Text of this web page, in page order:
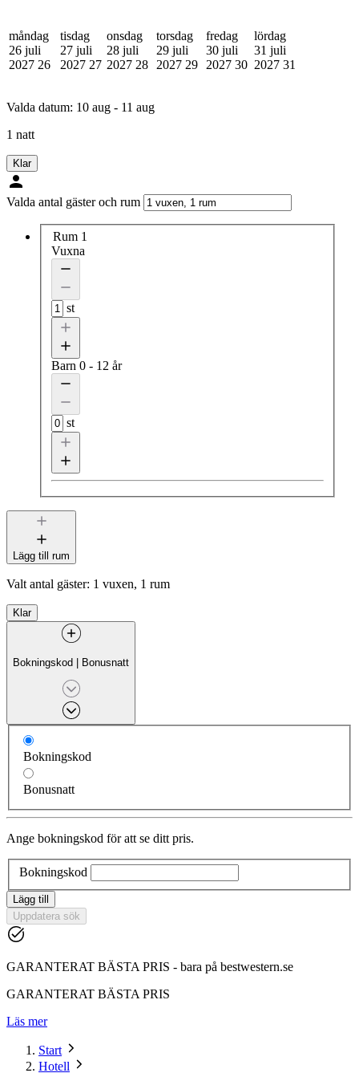
måndag
26 juli
2027 26
tisdag
27 juli
2027 27
onsdag
28 juli
2027 28
torsdag
29 juli
2027 29
fredag
30 juli
2027 30
lördag
31 juli
2027 31
Valda datum: 10 aug - 11 aug
1 natt
Klar
Valda antal gäster och rum
Rum 1
Vuxna
st
Barn 0 - 12 år
st
Lägg till rum
Valt antal gäster: 1 vuxen, 1 rum
Klar
Bokningskod | Bonusnatt
Bokningskod
Bonusnatt
Ange bokningskod för att se ditt pris.
Bokningskod
Lägg till
Uppdatera sök
GARANTERAT BÄSTA PRIS - bara på bestwestern.se
GARANTERAT BÄSTA PRIS
Läs mer
Start
Hotell